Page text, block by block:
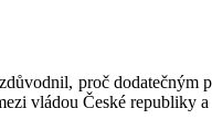
proč
vládou České republiky